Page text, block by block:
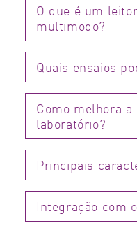
O que é um
multimodo?
Quais ensaios
Como melhora
laboratório?
Principais
Integração com